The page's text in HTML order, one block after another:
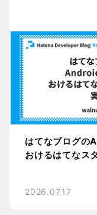
はてなブログの
おけるはてなス
2026.07.17